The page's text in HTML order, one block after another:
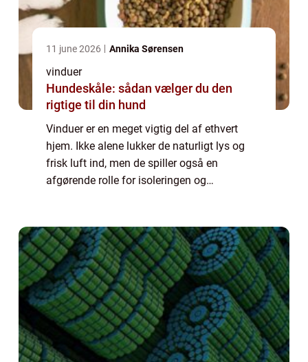
11 june 2026 Annika Sørensen
vinduer
Hundeskåle: sådan vælger du den
rigtige til din hund
Vinduer er en meget vigtig del af ethvert
hjem. Ikke alene lukker de naturligt lys og
frisk luft ind, men de spiller også en
afgørende rolle for isoleringen og
hel...